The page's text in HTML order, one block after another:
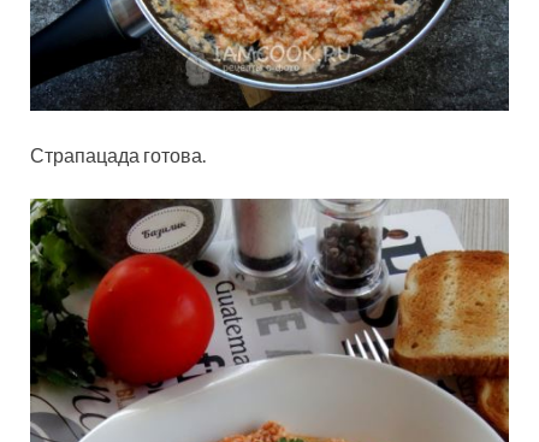
Страпацада готова.